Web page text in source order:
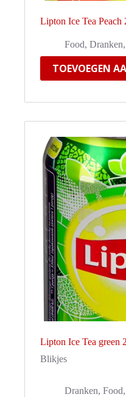
Lipton Ice Tea Peach
Food, Dranken,
TOEVOEGEN
Lipton Ice Tea green
Blikjes
Dranken, Food,